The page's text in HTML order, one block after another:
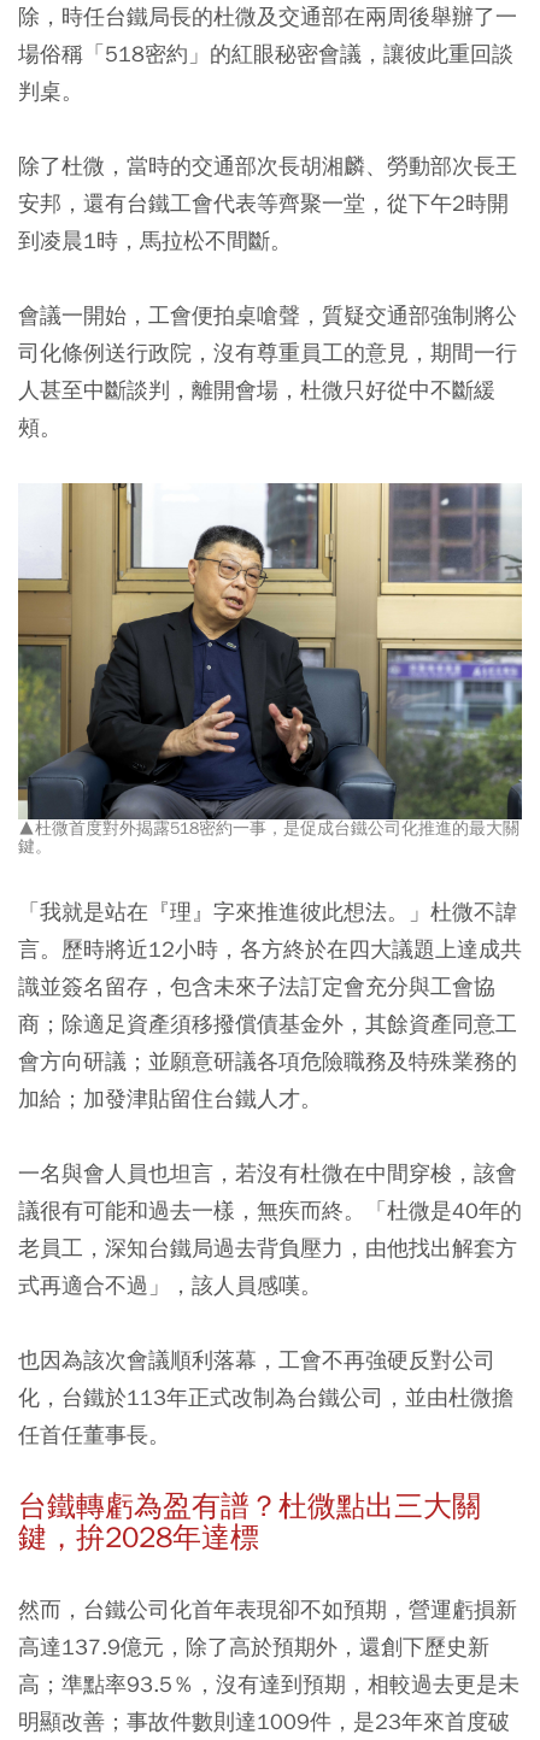
除，時任台鐵局長的杜微及交通部在兩周後舉辦了一
場俗稱「518密約」的紅眼秘密會議，讓彼此重回談
判桌。
除了杜微，當時的交通部次長胡湘麟、勞動部次長王
安邦，還有台鐵工會代表等齊聚一堂，從下午2時開
到凌晨1時，馬拉松不間斷。
會議一開始，工會便拍桌嗆聲，質疑交通部強制將公
司化條例送行政院，沒有尊重員工的意見，期間一行
人甚至中斷談判，離開會場，杜微只好從中不斷緩
頰。
▲杜微首度對外揭露518密約一事，是促成台鐵公司化推進的最大關
鍵。
「我就是站在『理』字來推進彼此想法。」杜微不諱
言。歷時將近12小時，各方終於在四大議題上達成共
識並簽名留存，包含未來子法訂定會充分與工會協
商；除適足資產須移撥償債基金外，其餘資產同意工
會方向研議；並願意研議各項危險職務及特殊業務的
加給；加發津貼留住台鐵人才。
一名與會人員也坦言，若沒有杜微在中間穿梭，該會
議很有可能和過去一樣，無疾而終。「杜微是40年的
老員工，深知台鐵局過去背負壓力，由他找出解套方
式再適合不過」，該人員感嘆。
也因為該次會議順利落幕，工會不再強硬反對公司
化，台鐵於113年正式改制為台鐵公司，並由杜微擔
任首任董事長。
台鐵轉虧為盈有譜？杜微點出三大關
鍵，拚2028年達標
然而，台鐵公司化首年表現卻不如預期，營運虧損新
高達137.9億元，除了高於預期外，還創下歷史新
高；準點率93.5％，沒有達到預期，相較過去更是未
明顯改善；事故件數則達1009件，是23年來首度破